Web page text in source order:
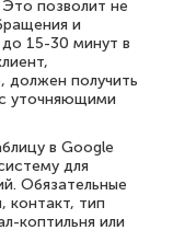
позволит не
и
15-30 минут в
должен получить
уточняющими
в Google
для
Обязательные
контакт, тип
коптильня или